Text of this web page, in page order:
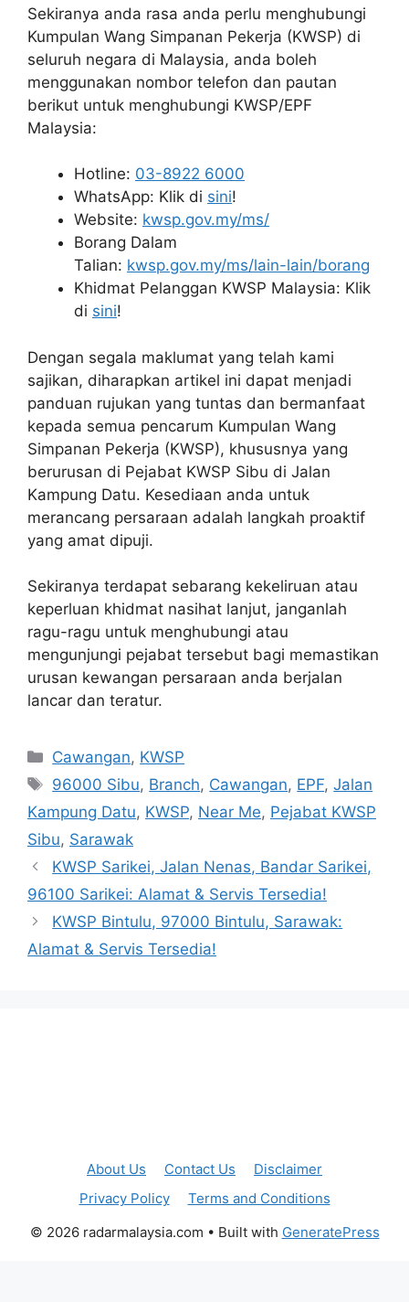
Sekiranya anda rasa anda perlu menghubungi
Kumpulan Wang Simpanan Pekerja (KWSP) di
seluruh negara di Malaysia, anda boleh
menggunakan nombor telefon dan pautan
berikut untuk menghubungi KWSP/EPF
Malaysia:
Hotline: 03-8922 6000
WhatsApp: Klik di sini!
Website: kwsp.gov.my/ms/
Borang Dalam
Talian: kwsp.gov.my/ms/lain-lain/borang
Khidmat Pelanggan KWSP Malaysia: Klik
di sini!
Dengan segala maklumat yang telah kami
sajikan, diharapkan artikel ini dapat menjadi
panduan rujukan yang tuntas dan bermanfaat
kepada semua pencarum Kumpulan Wang
Simpanan Pekerja (KWSP), khususnya yang
berurusan di Pejabat KWSP Sibu di Jalan
Kampung Datu. Kesediaan anda untuk
merancang persaraan adalah langkah proaktif
yang amat dipuji.
Sekiranya terdapat sebarang kekeliruan atau
keperluan khidmat nasihat lanjut, janganlah
ragu-ragu untuk menghubungi atau
mengunjungi pejabat tersebut bagi memastikan
urusan kewangan persaraan anda berjalan
lancar dan teratur.
Categories
Cawangan, KWSP
Tags
96000 Sibu, Branch, Cawangan, EPF,Jalan
Kampung Datu, KWSP, Near Me, Pejabat KWSP
Sibu, Sarawak
KWSP Sarikei, Jalan Nenas, Bandar Sarikei,
96100 Sarikei: Alamat & Servis Tersedia!
KWSP Bintulu, 97000 Bintulu, Sarawak:
Alamat & Servis Tersedia!
About Us Contact Us
Disclaimer
Privacy Policy
Terms and Conditions
© 2026 radarmalaysia.com • Built with GeneratePress